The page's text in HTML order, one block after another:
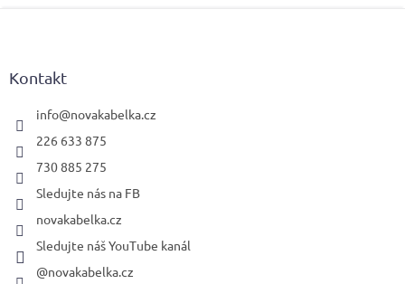
Kontakt
info@novakabelka.cz
226 633 875
730 885 275
Sledujte nás na FB
novakabelka.cz
Sledujte náš YouTube kanál
@novakabelka.cz